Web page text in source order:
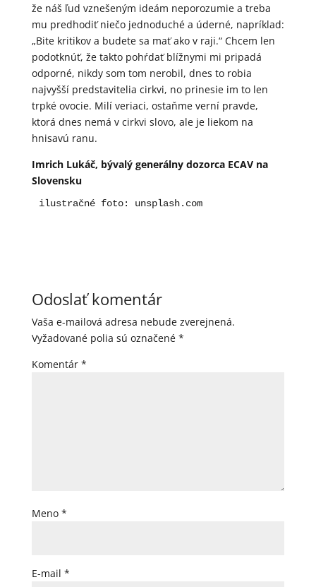
že náš ľud vznešeným ideám neporozumie a treba
mu predhodiť niečo jednoduché a úderné, napríklad:
„Bite kritikov a budete sa mať ako v raji.“ Chcem len
podotknúť, že takto pohŕdať blížnymi mi pripadá
odporné, nikdy som tom nerobil, dnes to robia
najvyšší predstavitelia cirkvi, no prinesie im to len
trpké ovocie. Milí veriaci, ostaňme verní pravde,
ktorá dnes nemá v cirkvi slovo, ale je liekom na
hnisavú ranu.
Imrich Lukáč, bývalý generálny dozorca ECAV na
Slovensku
ilustračné foto: unsplash.com
Odoslať komentár
Vaša e-mailová adresa nebude zverejnená.
Vyžadované polia sú označené *
Komentár *
Meno *
E-mail *